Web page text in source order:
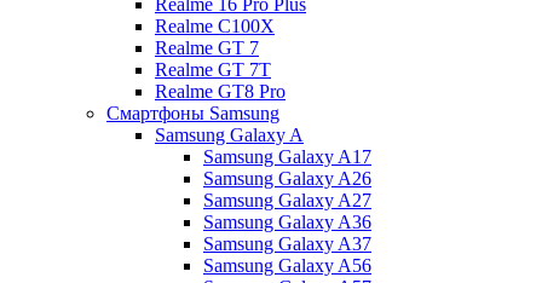
Realme 16 Pro Plus
Realme C100X
Realme GT 7
Realme GT 7T
Realme GT8 Pro
Смартфоны Samsung
Samsung Galaxy A
Samsung Galaxy A17
Samsung Galaxy A26
Samsung Galaxy A27
Samsung Galaxy A36
Samsung Galaxy A37
Samsung Galaxy A56